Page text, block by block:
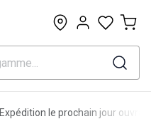
0
Expédition le prochain jour